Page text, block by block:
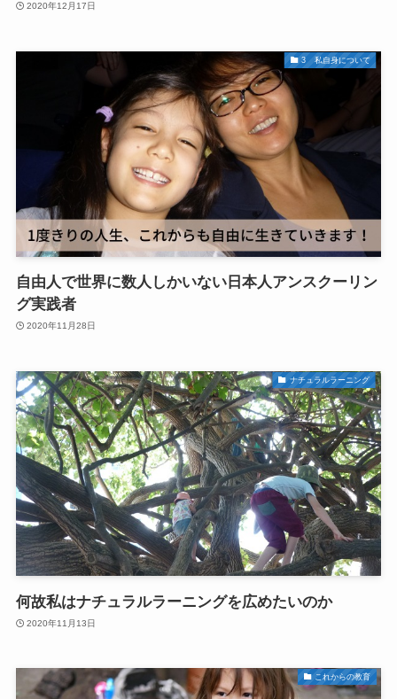
2020年12月17日
3 私自身について
自由人で世界に数人しかいない日本人アンスクーリン
グ実践者
2020年11月28日
ナチュラルラーニング
何故私はナチュラルラーニングを広めたいのか
2020年11月13日
これからの教育